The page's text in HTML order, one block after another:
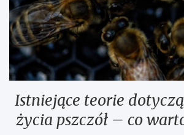
Istniejące teorie
życia pszczół – co